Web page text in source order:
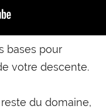
bases pour
votre descente.
du domaine,